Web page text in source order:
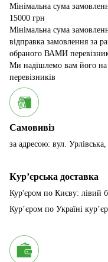
Мінімальна сума
15000 грн
Мінімальна сума
відправка замовлення за
обраного ВАМИ
Ми надішлемо вам його на
перевізників
Самовивіз
за адресою: вул.
Курʼєрська доставка
Кур'єром по Києву: лівий
Курʼєром по Україні